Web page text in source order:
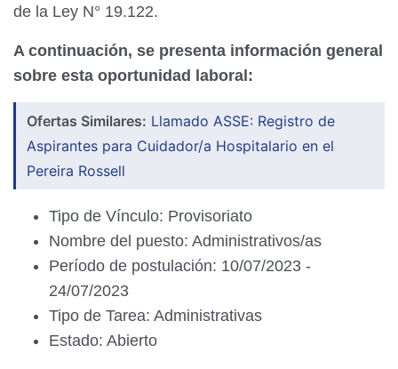
de la Ley N° 19.122.
A continuación, se presenta información general
sobre esta oportunidad laboral:
Ofertas Similares: Llamado ASSE: Registro de
Aspirantes para Cuidador/a Hospitalario en el
Pereira Rossell
Tipo de Vínculo: Provisoriato
Nombre del puesto: Administrativos/as
Período de postulación: 10/07/2023 -
24/07/2023
Tipo de Tarea: Administrativas
Estado: Abierto